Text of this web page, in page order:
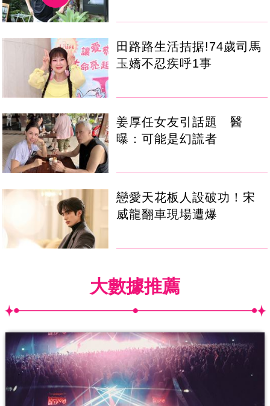
田路路生活拮据!74歲司馬
玉嬌不忍疾呼1事
姜厚任女友引話題 醫
曝：可能是幻謊者
戀愛天花板人設破功！宋
威龍翻車現場遭爆
大數據推薦